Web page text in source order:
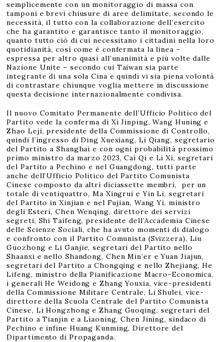
semplicemente con un monitoraggio di massa con
tamponi e brevi chiusure di aree delimitate, secondo le
necessità, il tutto con la collaborazione dell’esercito
che ha garantito e garantisce tanto il monitoraggio,
quanto tutto ciò di cui necessitano i cittadini nella loro
quotidianità, così come è confermata la linea –
espressa per altro quasi all’unanimità e più volte dalle
Nazione Unite – secondo cui Taiwan sia parte
integrante di una sola Cina e quindi vi sia piena volontà
di contrastare chiunque voglia mettere in discussione
questa decisione internazionalmente condivisa.
Il nuovo Comitato Permanente dell’Ufficio Politico del
Partito vede la conferma di Xi Jinping, Wang Huning e
Zhao Leji, presidente della Commissione di Controllo,
quindi l’ingresso di Ding Xuexiang, Li Qiang, segretario
del Partito a Shanghai e con ogni probabilità prossimo
primo ministro da marzo 2023, Cai Qi e Li Xi, segretari
del Partito a Pechino e nel Guangdong, tutti parte
anche dell’Ufficio Politico del Partito Comunista
Cinese composto da altri diciassette membri, per un
totale di ventiquattro, Ma Xingrui e Yin Li, segretari
del Partito in Xinjian e nel Fujian, Wang Yi, ministro
degli Esteri, Chen Wenqing, direttore dei servizi
segreti, Shi Taifeng, presidente dell’Accademia Cinese
delle Scienze Sociali, che ha avuto momenti di dialogo
e confronto con il Partito Comunista (Svizzera), Liu
Guozhong e Li Ganjie, segretari del Partito nello
Shaanxi e nello Shandong, Chen Min’er e Yuan Jiajun,
segretari del Partito a Chongqing e nello Zhejiang, He
Lifeng, ministro della Pianificazione Macro-Economica,
i generali He Weidong e Zhang Youxia, vice-presidenti
della Commissione Militare Centrale, Li Shulei, vice-
direttore della Scuola Centrale del Partito Comunista
Cinese, Li Hongzhong e Zhang Guoqing, segretari del
Partito a Tianjin e a Liaoning, Chen Jining, sindaco di
Pechino e infine Huang Kunming, Direttore del
Dipartimento di Propaganda.